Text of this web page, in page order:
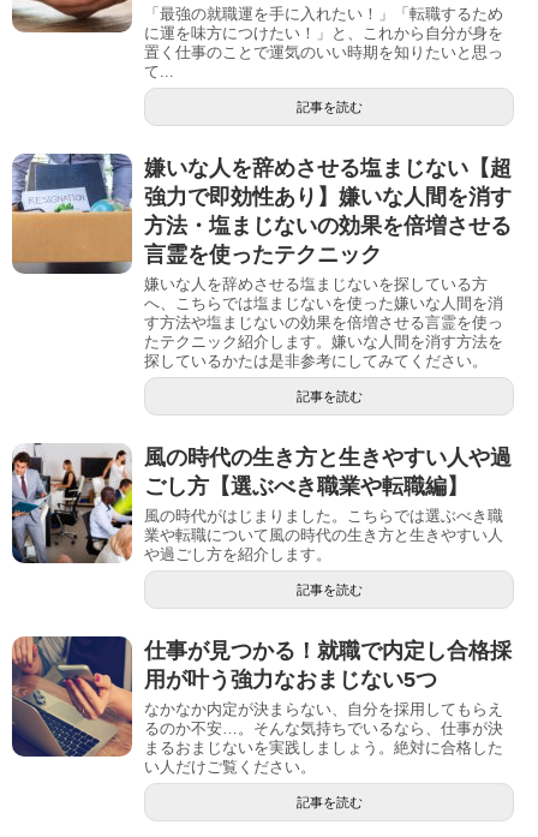
「最強の就職運を手に入れたい！」「転職するため
に運を味方につけたい！」と、これから自分が身を
置く仕事のことで運気のいい時期を知りたいと思っ
て...
記事を読む
嫌いな人を辞めさせる塩まじない【超
強力で即効性あり】嫌いな人間を消す
方法・塩まじないの効果を倍増させる
言霊を使ったテクニック
嫌いな人を辞めさせる塩まじないを探している方
へ、こちらでは塩まじないを使った嫌いな人間を消
す方法や塩まじないの効果を倍増させる言霊を使っ
たテクニック紹介します。嫌いな人間を消す方法を
探しているかたは是非参考にしてみてください。
記事を読む
風の時代の生き方と生きやすい人や過
ごし方【選ぶべき職業や転職編】
風の時代がはじまりました。こちらでは選ぶべき職
業や転職について風の時代の生き方と生きやすい人
や過ごし方を紹介します。
記事を読む
仕事が見つかる！就職で内定し合格採
用が叶う強力なおまじない5つ
なかなか内定が決まらない、自分を採用してもらえ
るのか不安…。そんな気持ちでいるなら、仕事が決
まるおまじないを実践しましょう。絶対に合格した
い人だけご覧ください。
記事を読む